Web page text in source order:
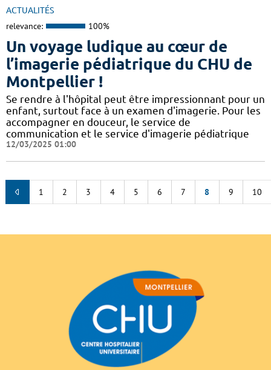
ACTUALITÉS
relevance: 100%
Un voyage ludique au cœur de
l’imagerie pédiatrique du CHU de
Montpellier !
​​​Se rendre à l'hôpital peut être impressionnant pour un
enfant, surtout face à un examen d'imagerie. Pour les
accompagner en douceur, le service de
communication et le service d'imagerie pédiatrique
12/03/2025 01:00
1 2 3 4 5 6 7 8 9 10